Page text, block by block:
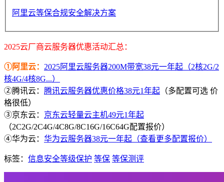
阿里云等保合规安全解决方案
2025云厂商云服务器优惠活动汇总：
①阿里云： 2025阿里云服务器200M带宽38元一年起（2核2G/2
核4G/4核8G...）
②腾讯云： 腾讯云服务器优惠价格38元1年起 （多配置可选 价
格很低）
③京东云： 京东云轻量云主机49元1年起
（2C2G/2C4G/4C8G/8C16G/16C64G配置报价）
④华为云： 华为云服务器38元一年起（查看更多配置报价）
标签： 信息安全等级保护 等保 等保测评